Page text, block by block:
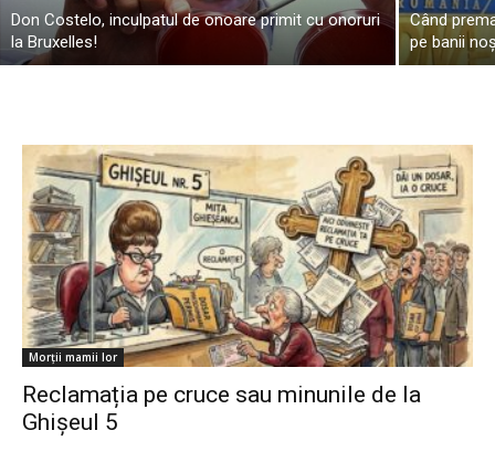
Don Costelo, inculpatul de onoare primit cu onoruri
la Bruxelles!
Când
pe banii
Morții mamii lor
Reclamația pe cruce sau minunile de la
Ghișeul 5